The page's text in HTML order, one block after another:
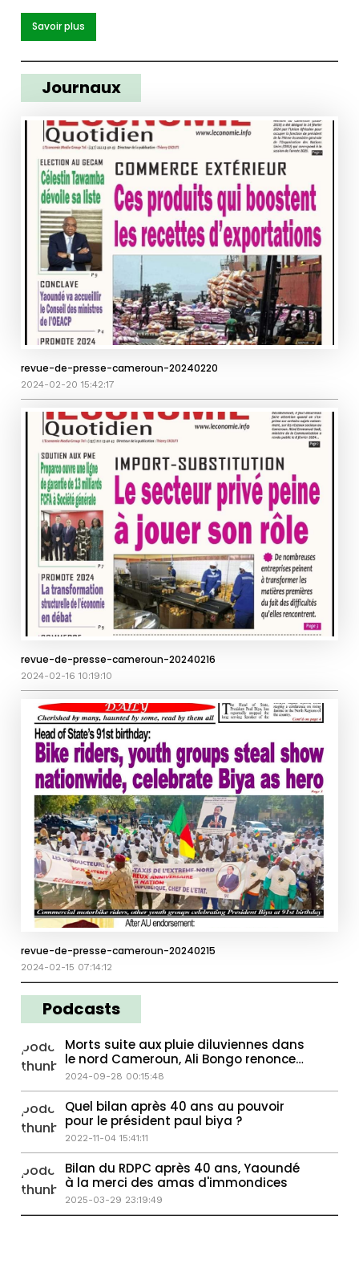
Savoir plus
Journaux
revue-de-presse-cameroun-20240220
2024-02-20 15:42:17
revue-de-presse-cameroun-20240216
2024-02-16 10:19:10
revue-de-presse-cameroun-20240215
2024-02-15 07:14:12
Podcasts
Morts suite aux pluie diluviennes dans
le nord Cameroun, Ali Bongo renonce
à la politique
2024-09-28 00:15:48
Quel bilan après 40 ans au pouvoir
pour le président paul biya ?
2022-11-04 15:41:11
Bilan du RDPC après 40 ans, Yaoundé
à la merci des amas d'immondices
2025-03-29 23:19:49